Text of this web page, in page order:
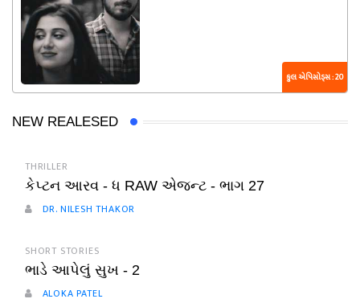
કુલ એપિસોડ્સ : 20
NEW REALESED
THRILLER
કેપ્ટન આરવ - ધ RAW એજન્ટ - ભાગ 27
DR. NILESH THAKOR
SHORT STORIES
ભાડે આપેલું સુખ - 2
ALOKA PATEL